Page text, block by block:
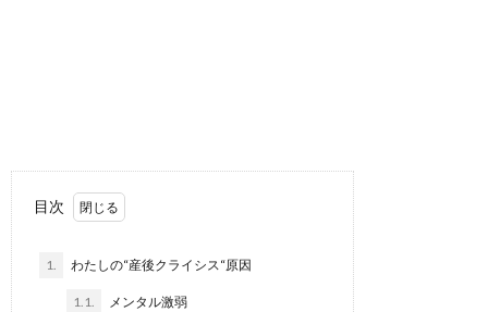
目次
1. わたしの“産後クライシス“原因
1.1. メンタル激弱